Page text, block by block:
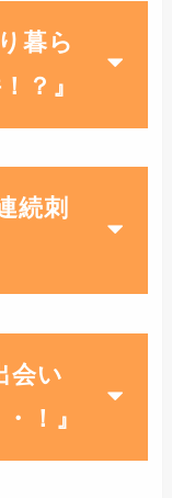
暮ら
？』
続刺
会い
！』